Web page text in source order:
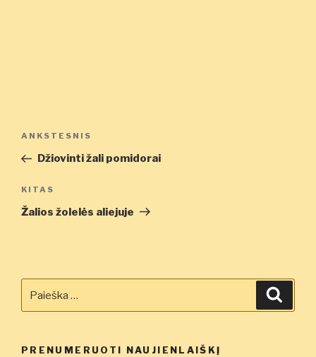
įrašų
Ankstesnis
įrašas
ANKSTESNIS
Džiovinti žali pomidorai
Kitas
įrašas
KITAS
Žalios žolelės aliejuje
PRENUMERUOTI NAUJIENLAIŠKĮ